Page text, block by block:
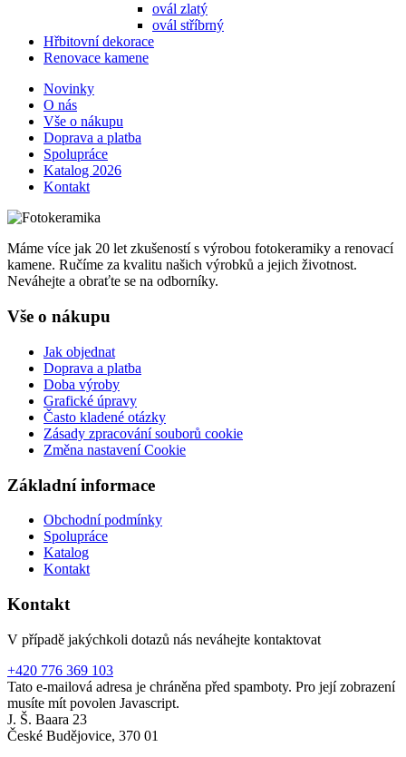
ovál zlatý
ovál stříbrný
Hřbitovní dekorace
Renovace kamene
Novinky
O nás
Vše o nákupu
Doprava a platba
Spolupráce
Katalog 2026
Kontakt
Máme více jak 20 let zkušeností s výrobou fotokeramiky a renovací
kamene. Ručíme za kvalitu našich výrobků a jejich životnost.
Neváhejte a obraťte se na odborníky.
Vše o nákupu
Jak objednat
Doprava a platba
Doba výroby
Grafické úpravy
Často kladené otázky
Zásady zpracování souborů cookie
Změna nastavení Cookie
Základní informace
Obchodní podmínky
Spolupráce
Katalog
Kontakt
Kontakt
V případě jakýchkoli dotazů nás neváhejte kontaktovat
+420 776 369 103
Tato e-mailová adresa je chráněna před spamboty. Pro její zobrazení
musíte mít povolen Javascript.
J. Š. Baara 23
České Budějovice, 370 01